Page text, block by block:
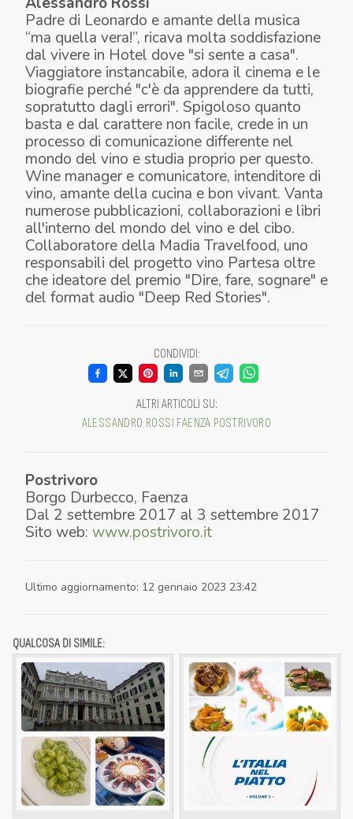
Padre di Leonardo e amante della musica
“ma quella vera!”, ricava molta soddisfazione
dal vivere in Hotel dove "si sente a casa".
Viaggiatore instancabile, adora il cinema e le
biografie perché "c'è da apprendere da tutti,
sopratutto dagli errori". Spigoloso quanto
basta e dal carattere non facile, crede in un
processo di comunicazione differente nel
mondo del vino e studia proprio per questo.
Wine manager e comunicatore, intenditore di
vino, amante della cucina e bon vivant. Vanta
numerose pubblicazioni, collaborazioni e libri
all'interno del mondo del vino e del cibo.
Collaboratore della Madia Travelfood, uno
responsabili del progetto vino Partesa oltre
che ideatore del premio "Dire, fare, sognare" e
del format audio "Deep Red Stories".
CONDIVIDI:
ALTRI ARTICOLI SU:
ALESSANDRO ROSSI FAENZA POSTRIVORO
Postrivoro
Borgo Durbecco, Faenza
Dal 2 settembre 2017 al 3 settembre 2017
Sito web: www.postrivoro.it
Ultimo aggiornamento: 12 gennaio 2023 23:42
QUALCOSA DI SIMILE: